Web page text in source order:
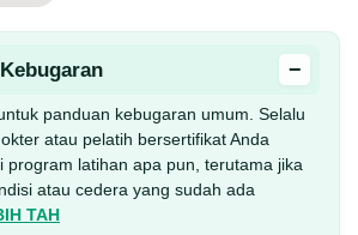
−
panduan kebugaran umum. Selalu
atau pelatih bersertifikat Anda
program latihan apa pun, terutama jika
atau cedera yang sudah ada
TAH